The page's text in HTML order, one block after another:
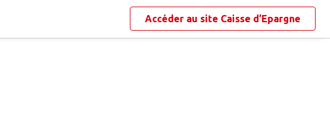
Accéder au site Caisse d’Epargne